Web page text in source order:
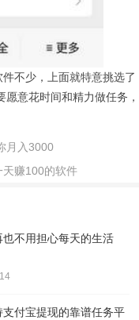
不少，上面就特意挑选了
意花时间和精力做任务，
月入3000
赚100的软件
不用担心每天的生活
付宝提现的靠谱任务平